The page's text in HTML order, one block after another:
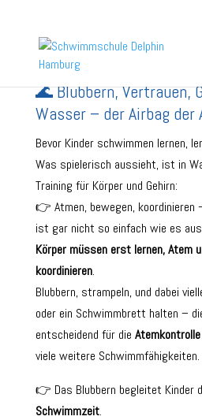
🌊 Blubbern, Vertrauen,
Wasser – der Airbag der
Bevor Kinder schwimmen lernen,
Was spielerisch aussieht, ist in
Training für Körper und Gehirn:
👉 Atmen, bewegen, koordinieren
ist gar nicht so einfach wie es
Körper müssen erst lernen, Atem
koordinieren.
Blubbern, strampeln, und dabei
oder ein Schwimmbrett halten –
entscheidend für die Atemkontrolle
viele weitere
👉 Das Blubbern begleitet Kinder
Schwimmzeit.